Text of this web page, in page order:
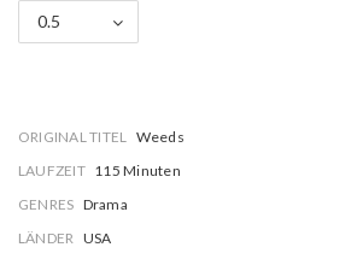
0.5
ORIGINAL TITEL Weeds
LAUFZEIT 115 Minuten
GENRES Drama
LÄNDER USA